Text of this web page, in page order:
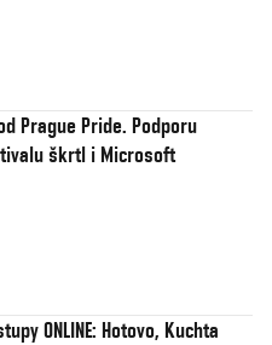
Prague Pride. Podporu
škrtl i Microsoft
ONLINE: Hotovo, Kuchta